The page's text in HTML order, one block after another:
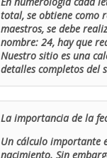
total, se obtiene como
maestros, se debe
nombre: 24, hay que
Nuestro sitio es una
detalles completos del
La importancia de la
Un cálculo importante
nacimiento. Sin